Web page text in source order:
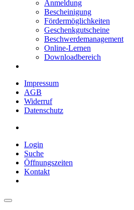
Anmeldung
Bescheinigung
Fördermöglichkeiten
Geschenkgutscheine
Beschwerdemanagement
Online-Lernen
Downloadbereich
Impressum
AGB
Widerruf
Datenschutz
Login
Suche
Öffnungszeiten
Kontakt